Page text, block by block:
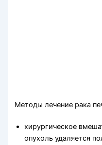
Методы лечение рака
хирургическое
опухоль удаляется